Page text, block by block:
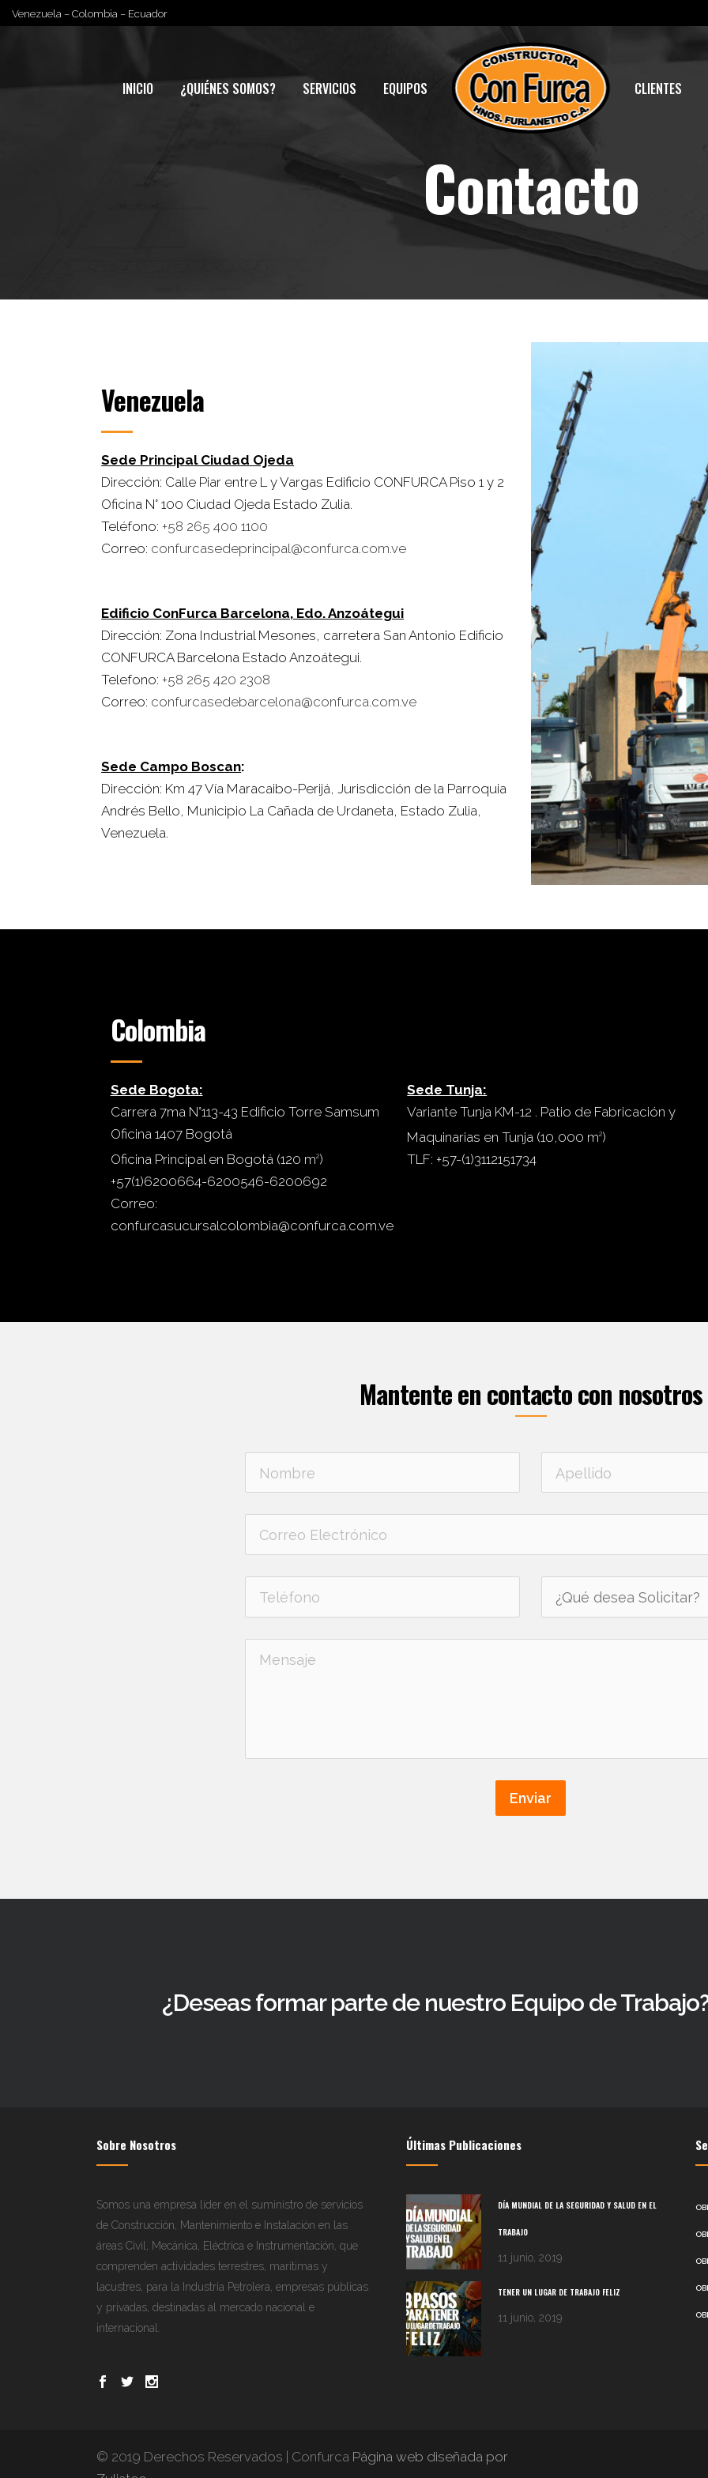
Venezuela – Colombia – Ecuador
INICIO ¿QUIÉNES SOMOS? SERVICIOS EQUIPOS CLIENTES
Contacto
Venezuela
Sede Principal Ciudad Ojeda
Dirección: Calle Piar entre L y Vargas Edificio CONFURCA Piso 1 y 2
Oficina N° 100 Ciudad Ojeda Estado Zulia.
Teléfono: +58 265 400 1100
Correo: confurcasedeprincipal@confurca.com.ve
Edificio ConFurca Barcelona, Edo. Anzoátegui
Dirección: Zona Industrial Mesones, carretera San Antonio Edificio
CONFURCA Barcelona Estado Anzoátegui.
Telefono: +58 265 420 2308
Correo: confurcasedebarcelona@confurca.com.ve
Sede Campo Boscan:
Dirección: Km 47 Vía Maracaibo-Perijá, Jurisdicción de la Parroquia
Andrés Bello, Municipio La Cañada de Urdaneta, Estado Zulia,
Venezuela.
Colombia
Sede Bogota:
Carrera 7ma N°113-43 Edificio Torre Samsum
Oficina 1407 Bogotá
Oficina Principal en Bogotá (120 m2)
+57(1)6200664-6200546-6200692
Correo:
confurcasucursalcolombia@confurca.com.ve
Sede Tunja:
Variante Tunja KM-12 . Patio de Fabricación y
Maquinarias en Tunja (10,000 m2)
TLF: +57-(1)3112151734
Mantente en contacto con nosotros
Enviar
¿Deseas formar parte de nuestro Equipo de
Sobre Nosotros
Somos una empresa líder en el suministro de servicios
de Construcción, Mantenimiento e Instalación en las
áreas Civil, Mecánica, Eléctrica e Instrumentación, que
comprenden actividades terrestres, marítimas y
lacustres, para la Industria Petrolera, empresas públicas
y privadas, destinadas al mercado nacional e
internacional.
Últimas Publicaciones
DÍA MUNDIAL DE LA SEGURIDAD Y SALUD EN EL
TRABAJO
11 junio, 2019
TENER UN LUGAR DE TRABAJO FELIZ
11 junio, 2019
© 2019 Derechos Reservados | Confurca Página web diseñada por